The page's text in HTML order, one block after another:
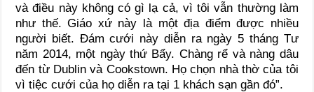
và điều này không có gì lạ cả, vì tôi vẫn thường làm
như thế. Giáo xứ này là một địa điểm được nhiều
người biết. Đám cưới này diễn ra ngày 5 tháng Tư
năm 2014, một ngày thứ Bẩy. Chàng rể và nàng dâu
đến từ Dublin và Cookstown. Họ chọn nhà thờ của tôi
vì tiệc cưới của họ diễn ra tại 1 khách sạn gần đó”.